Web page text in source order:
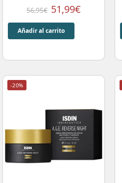
56,95€ 51,99€
Añadir al carrito
-20%